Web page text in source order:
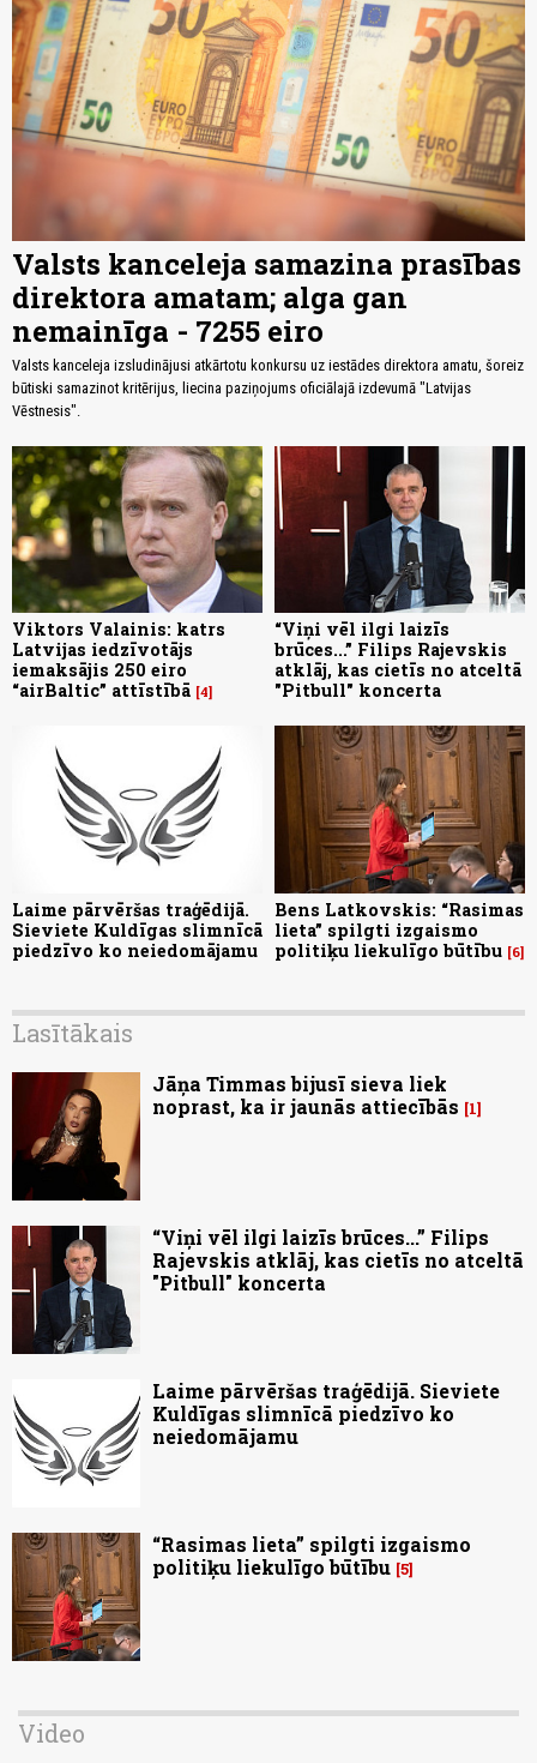
Valsts kanceleja samazina prasības
direktora amatam; alga gan
nemainīga - 7255 eiro
Valsts kanceleja izsludinājusi atkārtotu konkursu uz iestādes direktora amatu, šoreiz
būtiski samazinot kritērijus, liecina paziņojums oficiālajā izdevumā "Latvijas
Vēstnesis".
Viktors Valainis: katrs
Latvijas iedzīvotājs
iemaksājis 250 eiro
“airBaltic” attīstībā 4
“Viņi vēl ilgi laizīs
brūces...” Filips Rajevskis
atklāj, kas cietīs no atceltā
"Pitbull" koncerta
Laime pārvēršas traģēdijā.
Sieviete Kuldīgas slimnīcā
piedzīvo ko neiedomājamu
Bens Latkovskis: “Rasimas
lieta” spilgti izgaismo
politiķu liekulīgo būtību 6
Lasītākais
Jāņa Timmas bijusī sieva liek
noprast, ka ir jaunās attiecībās
1
“Viņi vēl ilgi laizīs brūces...” Filips
Rajevskis atklāj, kas cietīs no atceltā
"Pitbull" koncerta
Laime pārvēršas traģēdijā. Sieviete
Kuldīgas slimnīcā piedzīvo ko
neiedomājamu
“Rasimas lieta” spilgti izgaismo
politiķu liekulīgo būtību 5
Video